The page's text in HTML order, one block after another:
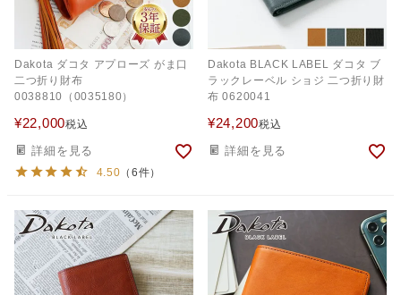
Dakota ダコタ アプローズ がま口
二つ折り財布
0038810（0035180）
¥22,000税込
詳細を見る
4.50 （6件）
Dakota BLACK LABEL ダコタ ブ
ラックレーベル ショジ 二つ折り財
布 0620041
¥24,200税込
詳細を見る